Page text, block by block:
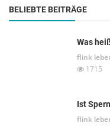
BELIEBTE BEITRÄGE
Was
flink
1715
Ist
flink